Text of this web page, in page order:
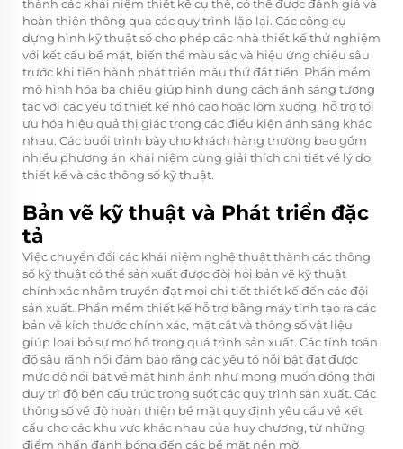
thành các khái niệm thiết kế cụ thể, có thể được đánh giá và
hoàn thiện thông qua các quy trình lặp lại. Các công cụ
dựng hình kỹ thuật số cho phép các nhà thiết kế thử nghiệm
với kết cấu bề mặt, biến thể màu sắc và hiệu ứng chiều sâu
trước khi tiến hành phát triển mẫu thử đắt tiền. Phần mềm
mô hình hóa ba chiều giúp hình dung cách ánh sáng tương
tác với các yếu tố thiết kế nhô cao hoặc lõm xuống, hỗ trợ tối
ưu hóa hiệu quả thị giác trong các điều kiện ánh sáng khác
nhau. Các buổi trình bày cho khách hàng thường bao gồm
nhiều phương án khái niệm cùng giải thích chi tiết về lý do
thiết kế và các thông số kỹ thuật.
Bản vẽ kỹ thuật và Phát triển đặc
tả
Việc chuyển đổi các khái niệm nghệ thuật thành các thông
số kỹ thuật có thể sản xuất được đòi hỏi bản vẽ kỹ thuật
chính xác nhằm truyền đạt mọi chi tiết thiết kế đến các đội
sản xuất. Phần mềm thiết kế hỗ trợ bằng máy tính tạo ra các
bản vẽ kích thước chính xác, mặt cắt và thông số vật liệu
giúp loại bỏ sự mơ hồ trong quá trình sản xuất. Các tính toán
độ sâu rãnh nổi đảm bảo rằng các yếu tố nổi bật đạt được
mức độ nổi bật về mặt hình ảnh như mong muốn đồng thời
duy trì độ bền cấu trúc trong suốt các quy trình sản xuất. Các
thông số về độ hoàn thiện bề mặt quy định yêu cầu về kết
cấu cho các khu vực khác nhau của huy chương, từ những
điểm nhấn đánh bóng đến các bề mặt nền mờ.